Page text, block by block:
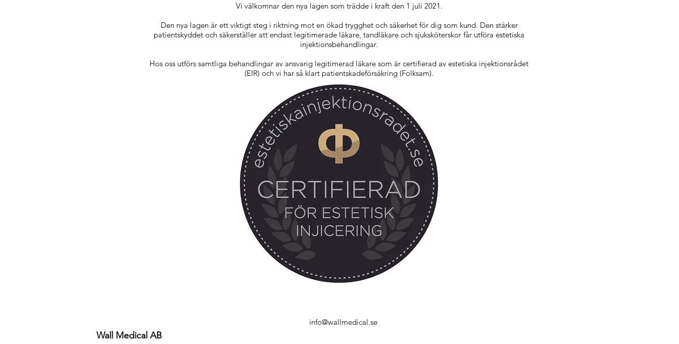
Vi välkomnar den nya lagen som trädde i kraft den 1 juli 2021.
Den nya lagen är ett viktigt steg i riktning mot en ökad trygghet och säkerhet för dig som kund. Den stärker
patientskyddet och säkerställer att endast legitimerade läkare, tandläkare och sjuksköterskor får utföra estetiska
injektionsbehandlingar.
Hos oss utförs samtliga behandlingar av ansvarig legitimerad läkare som är certifierad av estetiska injektionsrådet
(EIR) och vi har så klart patientskadeförsäkring (Folksam).
FÖRETAG
info@wallmedical.se
Wall Medical AB